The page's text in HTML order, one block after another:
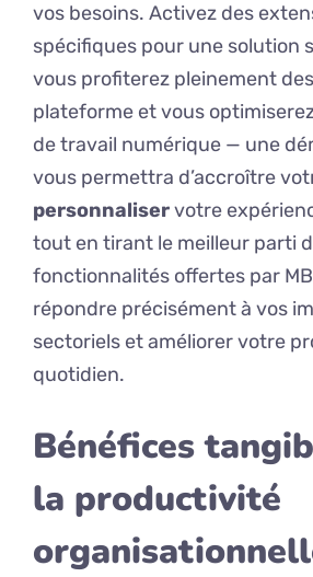
vos besoins. Activez des
spécifiques pour une solution
vous profiterez pleinement
plateforme et vous
de travail numérique — une
vous permettra d’accroître
personnaliservotre
tout en tirant le meilleur parti
fonctionnalités offertes par
répondre précisément à vos
sectoriels et améliorer votre
quotidien.
Bénéfices
la productivité